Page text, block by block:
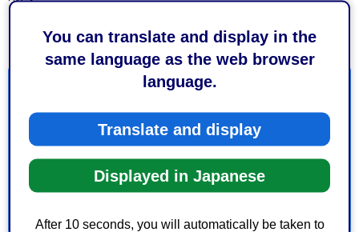
You can translate and display in the
same language as the web browser
language.
Translate and display
Displayed in Japanese
After 10 seconds, you will automatically be taken to
この要綱は、令和7年10月1日から施行する。
都市局都市計画部景観まちづくり課
葵区追手町5-1 静岡庁舎新館7階